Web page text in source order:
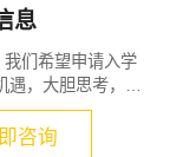
息
们希望申请入学
，大胆思考，思
咨询